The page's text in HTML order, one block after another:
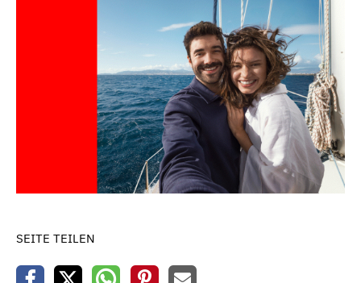
SEITE TEILEN